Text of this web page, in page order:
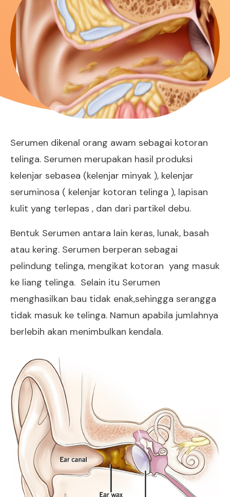
Serumen dikenal orang awam sebagai kotoran
telinga. Serumen merupakan hasil produksi
kelenjar sebasea (kelenjar minyak ), kelenjar
seruminosa ( kelenjar kotoran telinga ), lapisan
kulit yang terlepas , dan dari partikel debu.
Bentuk Serumen antara lain keras, lunak, basah
atau kering. Serumen berperan sebagai
pelindung telinga, mengikat kotoran yang masuk
ke liang telinga. Selain itu Serumen
menghasilkan bau tidak enak,sehingga serangga
tidak masuk ke telinga. Namun apabila jumlahnya
berlebih akan menimbulkan kendala.